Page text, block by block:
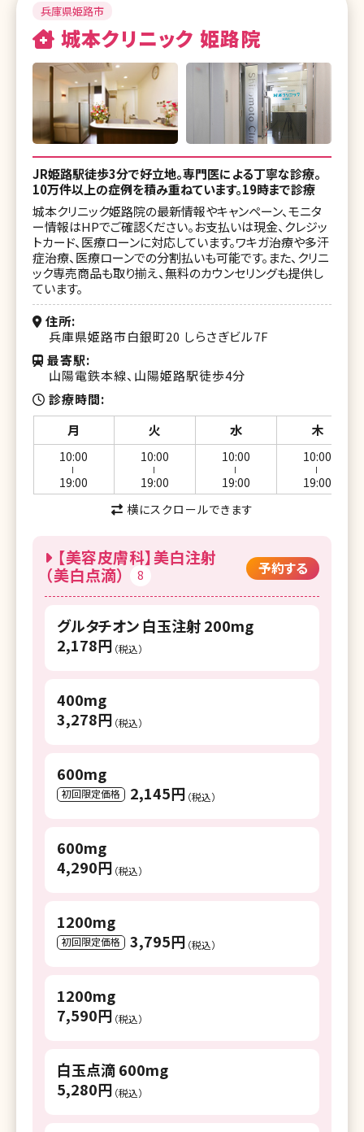
湘南美容クリニック 辻堂アカデミア
湘南美容クリニック 本厚木院
湘南美容皮フ科 平塚院
湘南美容クリニック 長岡院
湘南美容クリニック 富山院
湘南美容クリニック 金沢院
湘南美容クリニック 福井院
湘南美容クリニック 甲府院
湘南美容クリニック 長野院
湘南美容クリニック 浜松院
湘南美容皮フ科 栄矢場町院
湘南美容クリニック 京都駅ビル院
湘南美容クリニック 京都院
湘南美容皮フ科 京都河原町院
湘南美容クリニック 大阪梅田本院
湘南美容皮フ科 梅田茶屋町院
用）
湘南美容クリニック 大阪心斎橋院
湘南美容クリニック 大阪あべの院
湘南美容クリニック 大阪堺東院
湘南美容皮フ科 枚方院
湘南美容クリニック 高槻院
湘南美容クリニック 神戸三宮院
湘南美容クリニック 明石院
湘南美容クリニック 西宮北口院
湘南美容クリニック 和歌山院
湘南美容クリニック 倉敷院
湘南美容クリニック 広島院
兵庫県姫路市
城本クリニック 姫路院
JR姫路駅徒歩3分で好立地。専門医による丁寧な診療。
10万件以上の症例を積み重ねています。19時まで診療
城本クリニック姫路院の最新情報やキャンペーン、モニタ
ー情報はHPでご確認ください。お支払いは現金、クレジッ
トカード、医療ローンに対応しています。ワキガ治療や多汗
症治療、医療ローンでの分割払いも可能です。また、クリニ
ック専売商品も取り揃え、無料のカウンセリングも提供し
ています。
住所
兵庫県姫路市白銀町20 しらさぎビル7F
最寄駅
山陽電鉄本線、山陽姫路駅徒歩4分
診療時間
月
火 水 木
10:00
19:00
10:00
19:00
10:00
19:00
10:00
19:00
横にスクロールできます
【美容皮膚科】美白注射
（美白点滴）
8 予約する
グルタチオン 白玉注射 200mg
2,178円 （税込）
400mg
3,278円 （税込）
600mg
初回限定価格 2,145円 （税込）
600mg
4,290円 （税込）
1200mg
初回限定価格 3,795円 （税込）
1200mg
7,590円 （税込）
白玉点滴 600mg
5,280円 （税込）